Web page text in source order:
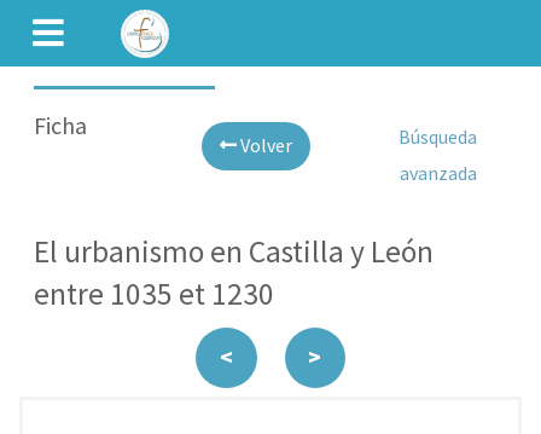
CAMINET
Ficha
Volver
Búsqueda
avanzada
El urbanismo en Castilla y León
entre 1035 et 1230
< >